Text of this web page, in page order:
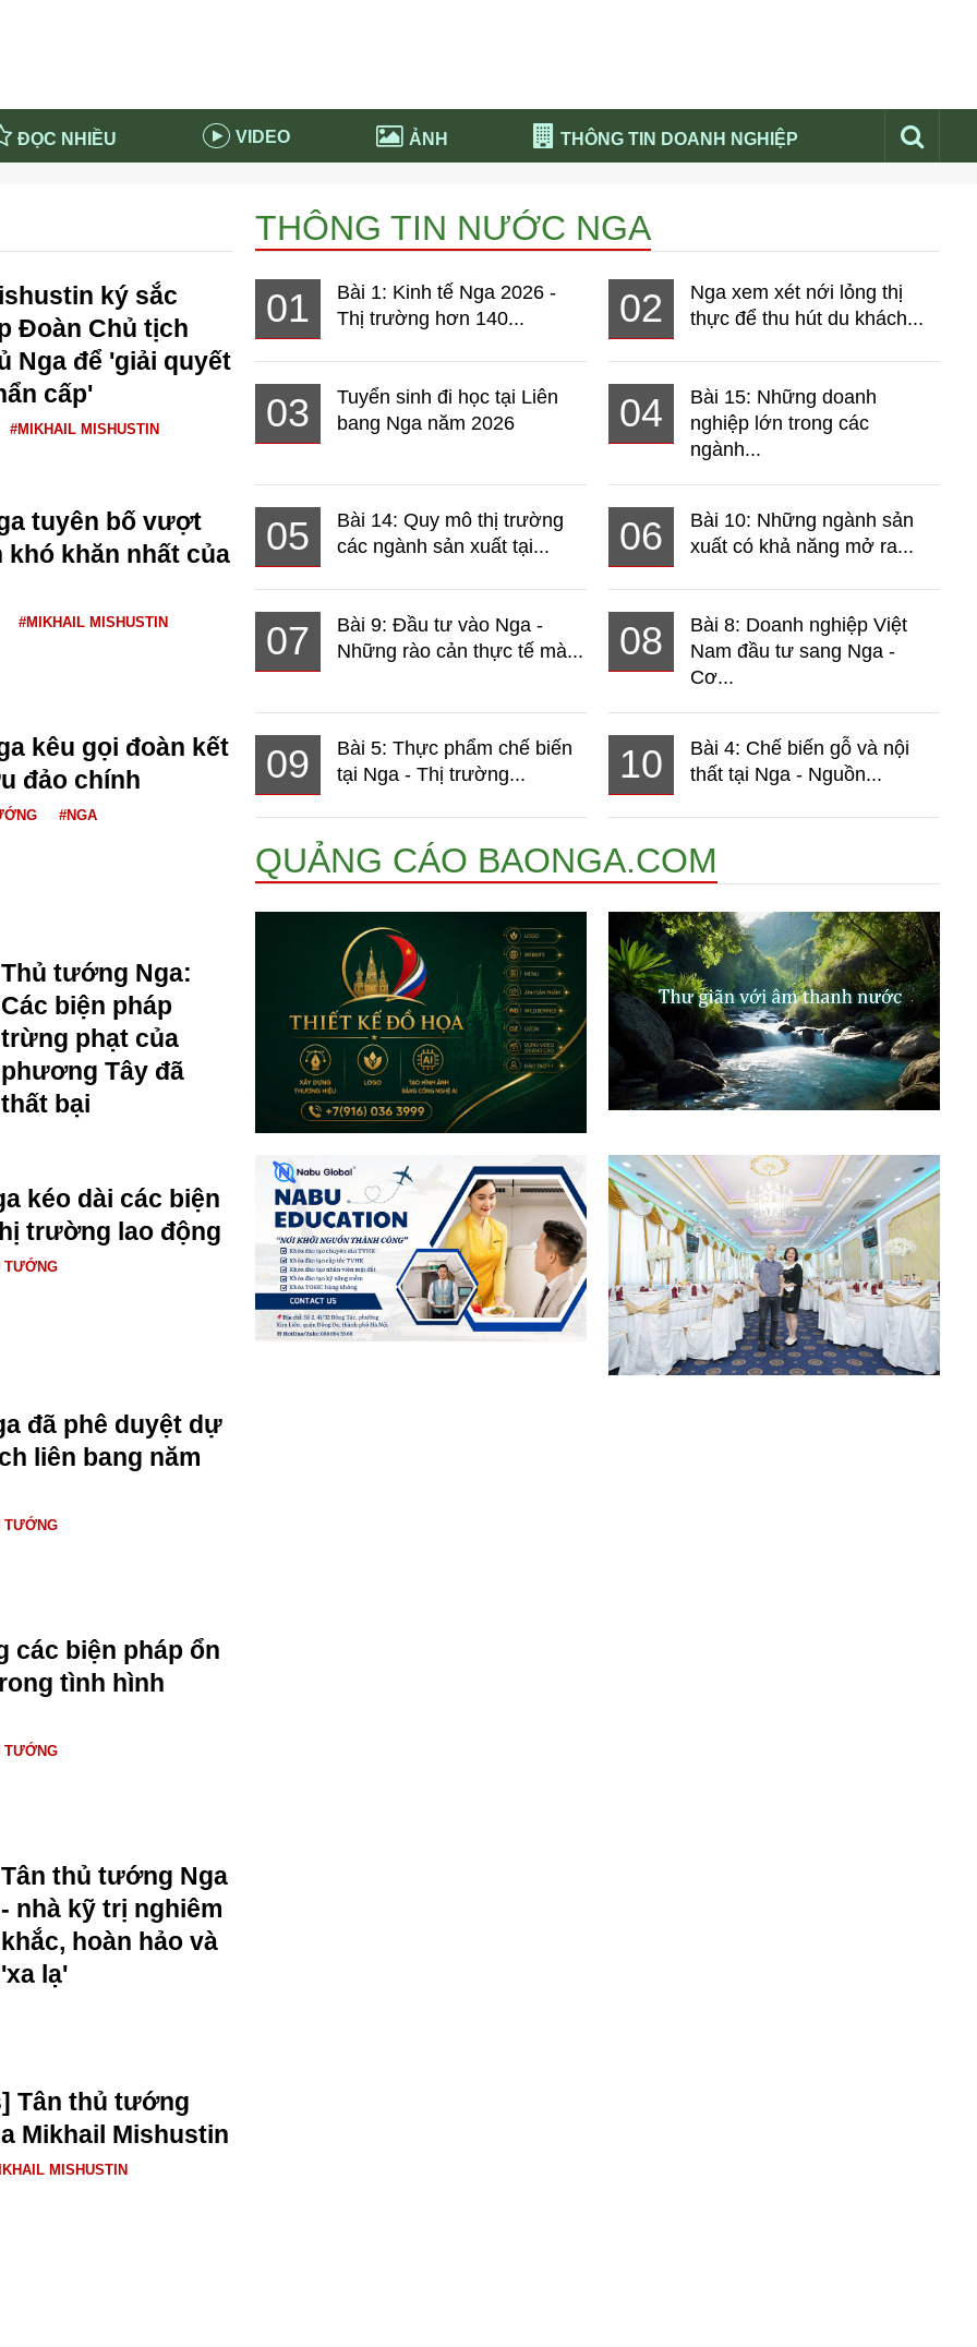
ĐỌC NHIỀU VIDEO ẢNH THÔNG TIN DOANH NGHIỆP
Thời sự
Nổi bật báo nga
nước Nga Tử vi hàng ngày
Phân tích thị trường Nga 2026
- Việt Nam Phân tích chính trị
ký sắc
Đoàn Chủ tịch
Nga để 'giải quyết
cấp'
#MIKHAIL MISHUSTIN
tuyên bố vượt
khó khăn nhất của
#MIKHAIL MISHUSTIN
kêu gọi đoàn kết
đảo chính
#NGA
Thủ tướng Nga:
Các biện pháp
trừng phạt của
phương Tây đã
thất bại
kéo dài các biện
trường lao động
TƯỚNG
đã phê duyệt dự
liên bang năm
TƯỚNG
các biện pháp ổn
tình hình
TƯỚNG
Tân thủ tướng Nga
- nhà kỹ trị nghiêm
khắc, hoàn hảo và
'xa lạ'
Tân thủ tướng
Mikhail Mishustin
MISHUSTIN
THÔNG TIN NƯỚC NGA
01
Bài 1: Kinh tế Nga 2026 -
Thị trường hơn 140...
02
Nga xem xét nới lỏng thị
thực để thu hút du khách...
03
Tuyển sinh đi học tại Liên
bang Nga năm 2026
04
Bài 15: Những doanh
nghiệp lớn trong các
ngành...
05
Bài 14: Quy mô thị trường
các ngành sản xuất tại...
06
Bài 10: Những ngành sản
xuất có khả năng mở ra...
07
Bài 9: Đầu tư vào Nga -
Những rào cản thực tế mà...
08
Bài 8: Doanh nghiệp Việt
Nam đầu tư sang Nga -
Cơ...
09
Bài 5: Thực phẩm chế biến
tại Nga - Thị trường...
10
Bài 4: Chế biến gỗ và nội
thất tại Nga - Nguồn...
QUẢNG CÁO BAONGA.COM